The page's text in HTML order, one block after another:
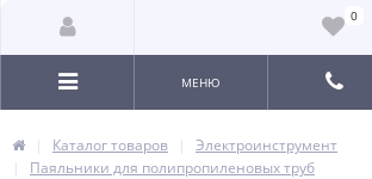
0
МЕНЮ
Каталог товаров
Электроинструмент
Паяльники для полипропиленовых труб